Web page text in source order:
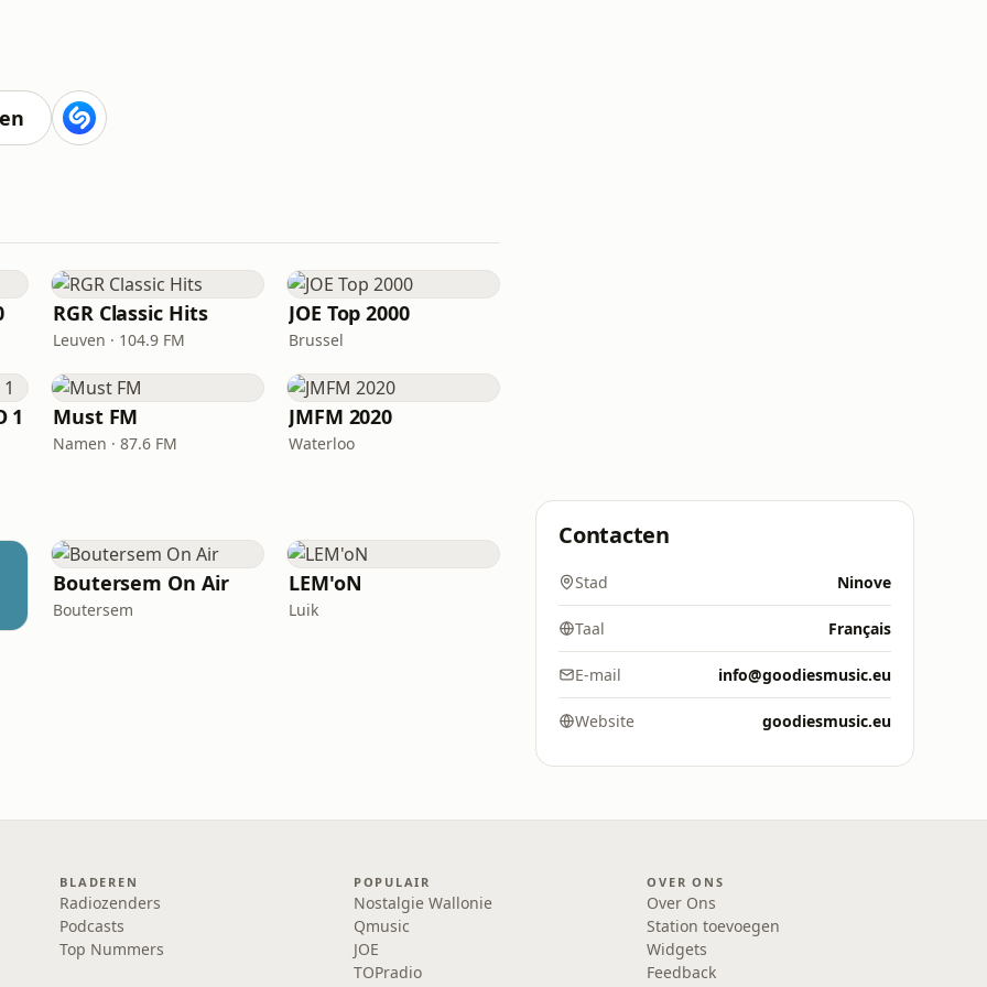
RGR Classic Hits
Leuven · 104.9 FM
JOE Top 2000
Brussel
1 Must FM
Namen · 87.6 FM
JMFM 2020
Waterloo
Boutersem On Air
Boutersem
LEM'oN
Luik
Contacten
Stad Ninove
Taal Français
E-mail info@goodiesmusic.eu
Website goodiesmusic.eu
BLADEREN
Radiozenders
Podcasts
Top Nummers
POPULAIR
Nostalgie Wallonie
Qmusic
JOE
TOPradio
OVER ONS
Over Ons
Station toevoegen
Widgets
Feedback